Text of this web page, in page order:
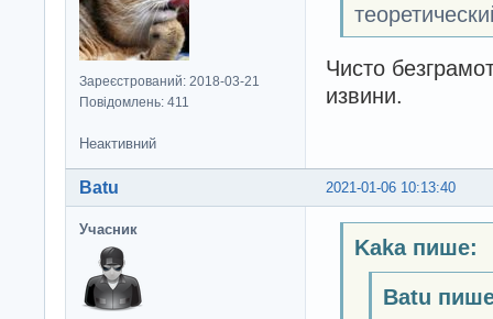
Зареєстрований: 2018-03-21
Повідомлень: 411
Чисто
извини.
Неактивний
2021-01-06 10:13:40
Batu
Учасник
Kaka пише:
Batu